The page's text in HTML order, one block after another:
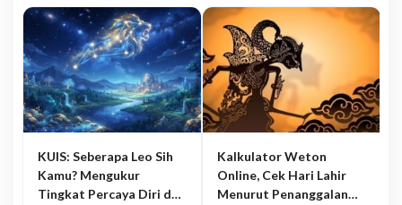
KUIS: Seberapa Leo Sih
Kamu? Mengukur
Tingkat Percaya Diri dan
Kalkulator Weton
Online, Cek Hari Lahir
Menurut Penanggalan